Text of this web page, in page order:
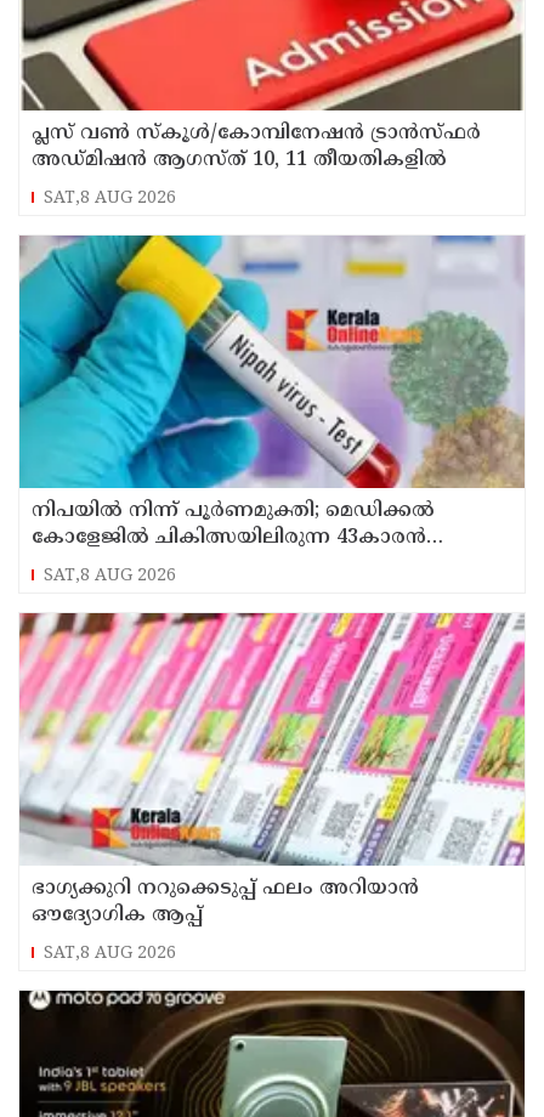
പ്ലസ് വൺ സ്‌കൂൾ/കോമ്പിനേഷൻ ട്രാൻസ്ഫർ
അഡ്മിഷൻ ആഗസ്ത് 10, 11 തീയതികളിൽ
SAT,8 AUG 2026
നിപയിൽ നിന്ന് പൂർണമുക്തി; മെഡിക്കൽ
കോളേജിൽ ചികിത്സയിലിരുന്ന 43കാരൻ
വീട്ടിലേക്ക് മടങ്ങി
SAT,8 AUG 2026
ഭാഗ്യക്കുറി നറുക്കെടുപ്പ് ഫലം അറിയാൻ
ഔദ്യോഗിക ആപ്പ്
SAT,8 AUG 2026